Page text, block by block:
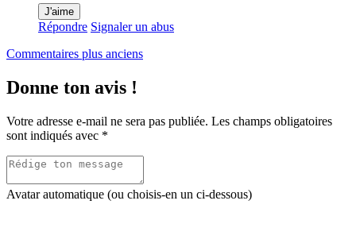
J'aime
Répondre Signaler un abus
Navigation
dans
les
commentaires
Commentaires plus anciens
Donne ton avis !
Votre adresse e-mail ne sera pas publiée. Les champs obligatoires
sont indiqués avec *
Avatar automatique (ou choisis-en un ci-dessous)